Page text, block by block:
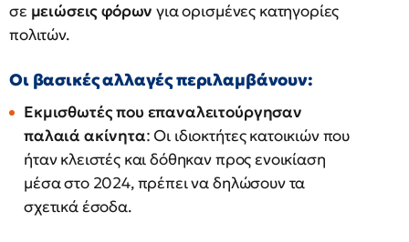
σε μειώσεις φόρων για ορισμένες κατηγορίες
πολιτών.
Οι βασικές αλλαγές περιλαμβάνουν:
Εκμισθωτές που επαναλειτούργησαν
παλαιά ακίνητα: Οι ιδιοκτήτες κατοικιών που
ήταν κλειστές και δόθηκαν προς ενοικίαση
μέσα στο 2024, πρέπει να δηλώσουν τα
σχετικά έσοδα.